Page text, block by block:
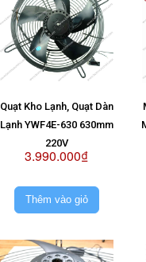
Quạt Kho Lạnh, Quạt Dàn
Lạnh YWF4E-630 630mm
220V
3.990.000₫
Thêm vào giỏ